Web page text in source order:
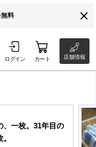
料
ログイン カート 店舗情報
、一枚。31年目の